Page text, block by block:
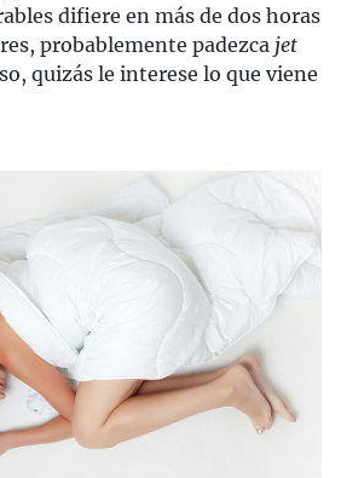
difiere en más de dos horas
probablemente padezca jet
quizás le interese lo que viene